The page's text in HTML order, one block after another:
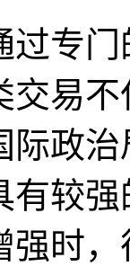
过专
交易
际政
有较
强时